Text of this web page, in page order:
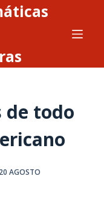
de todo
20 AGOSTO